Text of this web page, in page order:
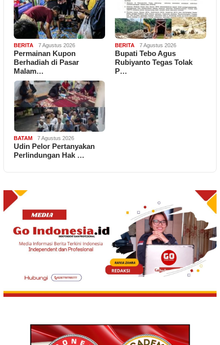
BERITA 7 Agustus 2026
Permainan Kupon
Berhadiah di Pasar
Malam…
BERITA 7 Agustus 2026
Bupati Tebo Agus
Rubiyanto Tegas Tolak
P…
BATAM 7 Agustus 2026
Udin Pelor Pertanyakan
Perlindungan Hak …